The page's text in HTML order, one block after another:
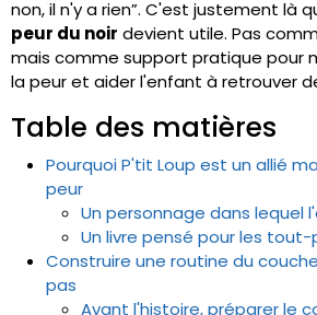
non, il n'y a rien”. C'est justement là
peur du noir devient utile. Pas
mais comme support pratique pour
la peur et aider l'enfant à retrouver
Table des matières
Pourquoi P'tit Loup est un allié
peur
Un personnage dans lequel
Un livre pensé pour les
Construire une routine du
pas
Avant l'histoire, préparer le